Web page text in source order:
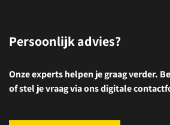
Persoonlijk advies?
Onze experts helpen je graag verder.
of stel je vraag via ons digitale